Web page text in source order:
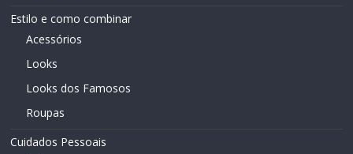
Estilo e como combinar
Acessórios
Looks
Looks dos Famosos
Roupas
Cuidados Pessoais